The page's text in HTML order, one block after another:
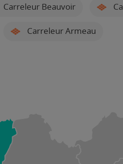
Carreleur Beauvoir
Carreleur Armeau